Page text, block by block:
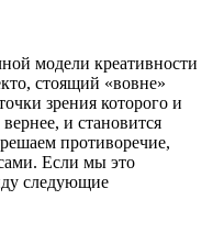
модели креативности
стоящий «вовне»
зрения которого и
и становится
противоречие,
Если мы это
следующие